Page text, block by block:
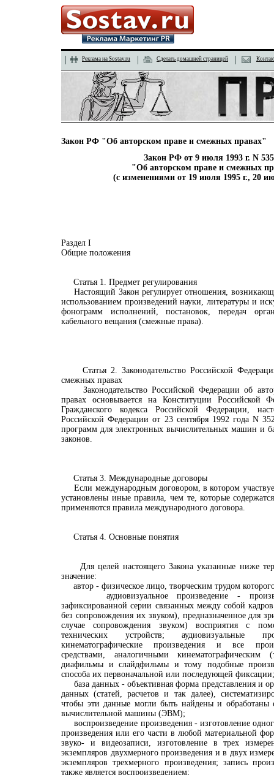
Реклама на Sostav.ru Сделать домашней страницей
Закон РФ "Об авторском праве и смежных правах"
Закон РФ от 9 июля 1993 г. N
"Об авторском праве и смежных
(с изменениями от 19 июля 1995 г., 20
Раздел I
Общие положения
Статья 1. Предмет регулирования
Настоящий Закон регулирует отношения,
использованием произведений науки, литературы и
фонограмм исполнений, постановок, передач
кабельного вещания (смежные права).
Статья 2. Законодательство Российской
смежных правах
Законодательство Российской Федерации об
правах основывается на Конституции Российской
Гражданского кодекса Российской Федерации,
Российской Федерации от 23 сентября 1992 года N
программ для электронных вычислительных машин и
законов.
Статья 3. Международные договоры
Если международным договором, в котором
установлены иные правила, чем те, которые
применяются правила международного договора.
Статья 4. Основные понятия
Для целей настоящего Закона указанные ниже
значение:
автор - физическое лицо, творческим трудом
аудиовизуальное произведение -
зафиксированной серии связанных между собой
без сопровождения их звуком), предназначенное для
случае сопровождения звуком) восприятия с
технических устройств; аудиовизуальные
кинематографические произведения и все
средствами, аналогичными
диафильмы и слайдфильмы и тому подобные
способа их первоначальной или последующей фиксации;
база данных - объективная форма представления и
данных (статей, расчетов и так далее),
чтобы эти данные могли быть найдены и
вычислительной машины (ЭВМ);
воспроизведение произведения - изготовление
произведения или его части в любой материальной
звуко- и видеозаписи, изготовление в трех
экземпляров двухмерного произведения и в двух
экземпляров трехмерного произведения; запись
также является воспроизведением;